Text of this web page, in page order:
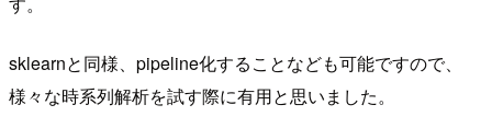
sklearnと同様、pipeline化することなども可能ですので、
様々な時系列解析を試す際に有用と思いました。